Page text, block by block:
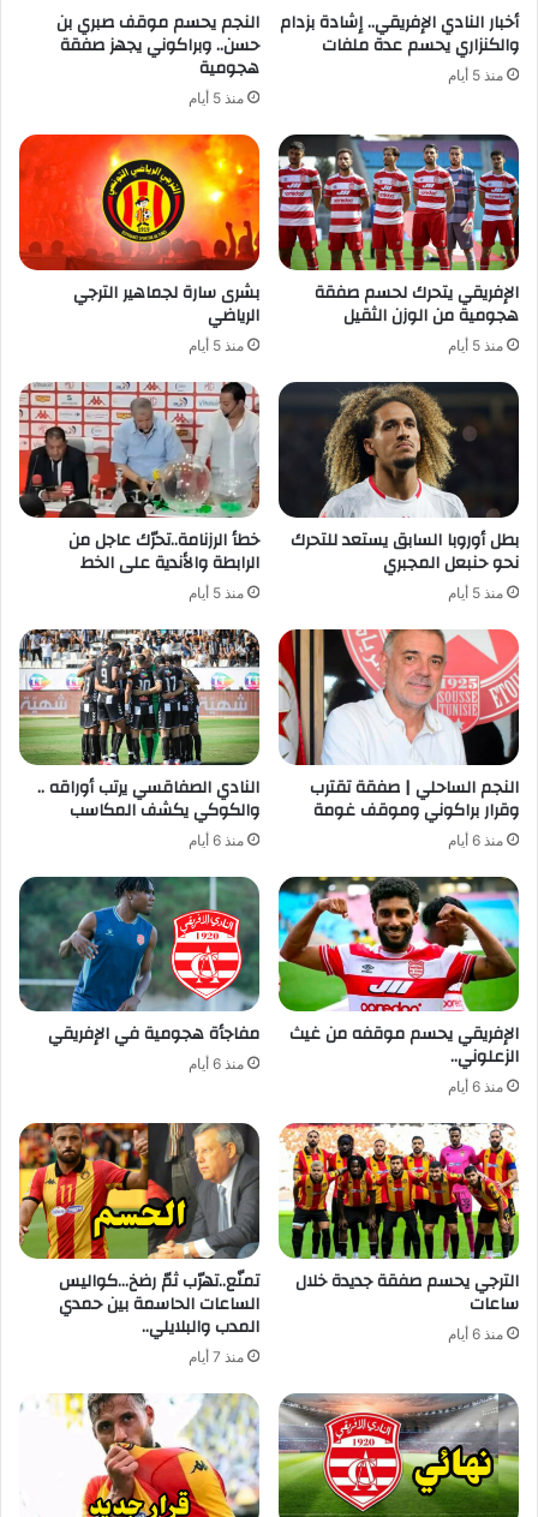
أخبار النادي الإفريقي.. إشادة بزدام
والكنزاري يحسم عدة ملفات
منذ 5 أيام
النجم يحسم موقف صبري بن
حسن.. وبراكوني يجهز صفقة
هجومية
منذ 5 أيام
الإفريقي يتحرك لحسم صفقة
هجومية من الوزن الثقيل
منذ 5 أيام
بشرى سارة لجماهير الترجي
الرياضي
منذ 5 أيام
بطل أوروبا السابق يستعد للتحرك
نحو حنبعل المجبري
منذ 5 أيام
خطأ الرزنامة..تحرّك عاجل من
الرابطة والأندية على الخط
منذ 5 أيام
النجم الساحلي | صفقة تقترب
وقرار براكوني وموقف غومة
منذ 6 أيام
النادي الصفاقسي يرتب أوراقه ..
والكوكي يكشف المكاسب
منذ 6 أيام
الإفريقي يحسم موقفه من غيث
الزعلوني..
منذ 6 أيام
مفاجأة هجومية في الإفريقي
منذ 6 أيام
الترجي يحسم صفقة جديدة خلال
ساعات
منذ 6 أيام
تمنّع..تهرّب ثمّ رضخ…كواليس
الساعات الحاسمة بين حمدي
المدب والبلايلي..
منذ 7 أيام